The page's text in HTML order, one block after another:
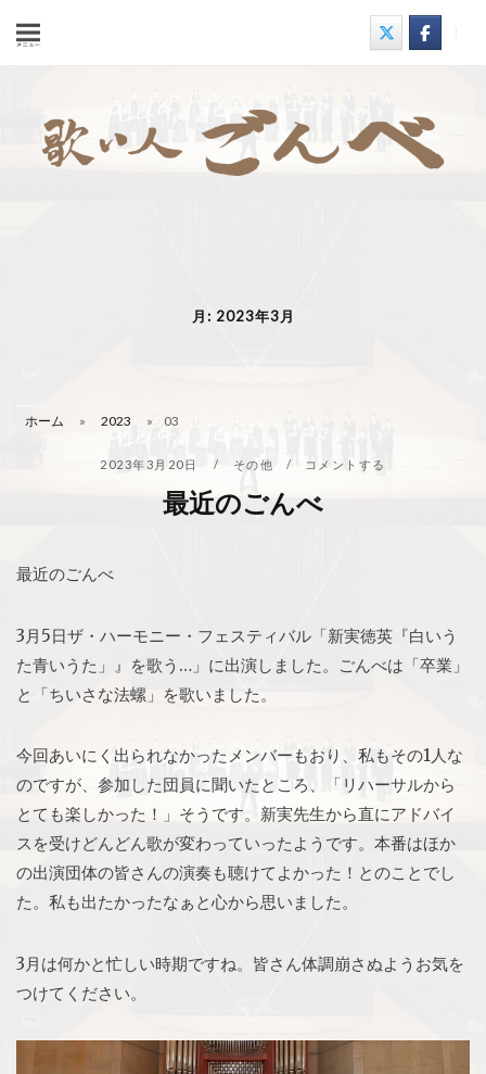
月: 2023年3月
ホーム » 2023 » 03
2023年3月20日 その他 コメントする
最近のごんべ
最近のごんべ
3月5日ザ・ハーモニー・フェスティバル「新実徳英『白いう
た青いうた」』を歌う…」に出演しました。ごんべは「卒業」
と「ちいさな法螺」を歌いました。
今回あいにく出られなかったメンバーもおり、私もその1人な
のですが、参加した団員に聞いたところ、「リハーサルから
とても楽しかった！」そうです。新実先生から直にアドバイ
スを受けどんどん歌が変わっていったようです。本番はほか
の出演団体の皆さんの演奏も聴けてよかった！とのことでし
た。私も出たかったなぁと心から思いました。
3月は何かと忙しい時期ですね。皆さん体調崩さぬようお気を
つけてください。